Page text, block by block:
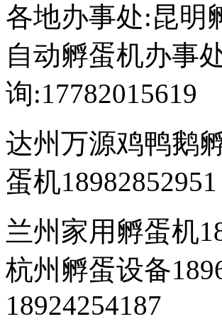
各地办事处:昆明
自动孵蛋机办事
询:17782015619
达州万源鸡鸭鹅
蛋机
兰州家用孵蛋机
杭州孵蛋设备
18924254187